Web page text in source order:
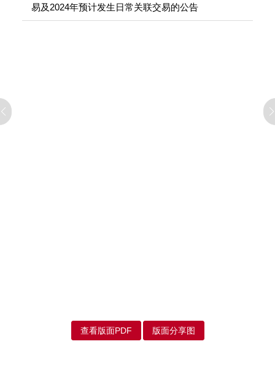
易及2024年预计发生日常关联交易的公告
查看版面PDF 版面分享图